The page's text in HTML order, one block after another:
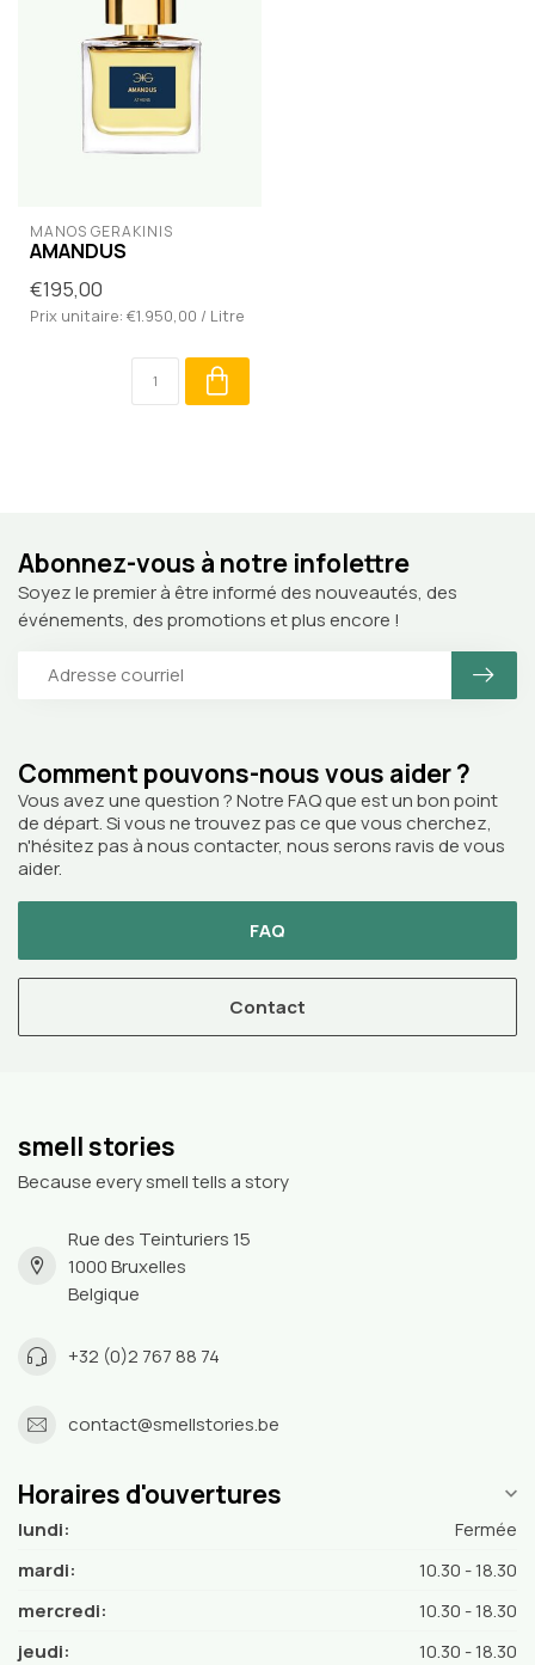
MANOS GERAKINIS
AMANDUS
€195,00
Prix unitaire: €1.950,00 / Litre
Comment pouvons-nous vous aider ?
Vous avez une question ? Notre FAQ que est un bon point
de départ. Si vous ne trouvez pas ce que vous cherchez,
n'hésitez pas à nous contacter, nous serons ravis de vous
aider.
FAQ
Contact
Abonnez-vous à notre infolettre
Soyez le premier à être informé des nouveautés, des
événements, des promotions et plus encore !
smell stories
Because every smell tells a story
Rue des Teinturiers 15
1000 Bruxelles
Belgique
+32 (0)2 767 88 74
contact@smellstories.be
Horaires d'ouvertures
lundi:
Fermée
mardi:
10.30 - 18.30
mercredi:
10.30 - 18.30
jeudi:
10.30 - 18.30